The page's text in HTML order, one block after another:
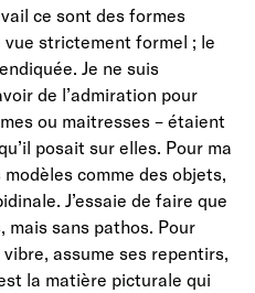
ce sont des formes
vue strictement formel ; le
Je ne suis
de l’admiration pour
ou maitresses – étaient
posait sur elles. Pour ma
comme des objets,
J’essaie de faire que
mais sans pathos. Pour
assume ses repentirs,
la matière picturale qui